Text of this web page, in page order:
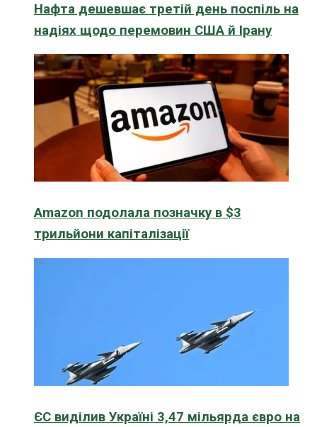
Нафта дешевшає третій день поспіль на
надіях щодо перемовин США й Ірану
Amazon подолала позначку в $3
трильйони капіталізації
ЄС виділив Україні 3,47 мільярда євро на